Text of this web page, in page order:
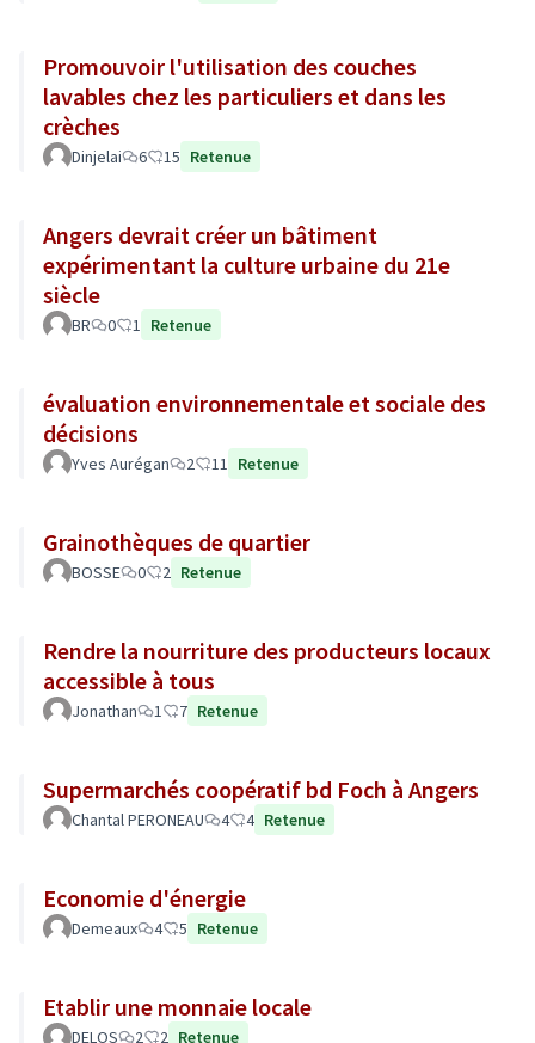
Promouvoir l'utilisation des couches
lavables chez les particuliers et dans les
crèches
Dinjelai 6 15 Retenue
Angers devrait créer un bâtiment
expérimentant la culture urbaine du 21e
siècle
BR 0 1 Retenue
évaluation environnementale et sociale des
décisions
Yves Aurégan 2 11 Retenue
Grainothèques de quartier
BOSSE 0 2 Retenue
Rendre la nourriture des producteurs locaux
accessible à tous
Jonathan 1 7 Retenue
Supermarchés coopératif bd Foch à Angers
Chantal PERONEAU 4 4 Retenue
Economie d'énergie
Demeaux 4 5 Retenue
Etablir une monnaie locale
DELOS 2 2 Retenue